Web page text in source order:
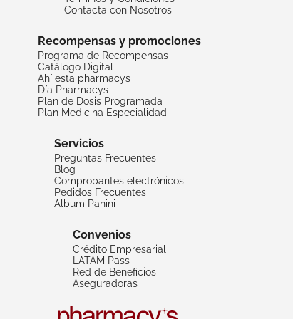
Contacta con Nosotros
Recompensas y promociones
Programa de Recompensas
Catálogo Digital
Ahí esta pharmacys
Día Pharmacys
Plan de Dosis Programada
Plan Medicina Especialidad
Servicios
Preguntas Frecuentes
Blog
Comprobantes electrónicos
Pedidos Frecuentes
Album Panini
Convenios
Crédito Empresarial
LATAM Pass
Red de Beneficios
Aseguradoras